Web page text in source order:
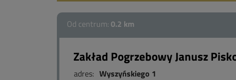
Od centrum: 0.2 km
Zakład Pogrzebowy Janusz
adres: Wyszyńskiego 1